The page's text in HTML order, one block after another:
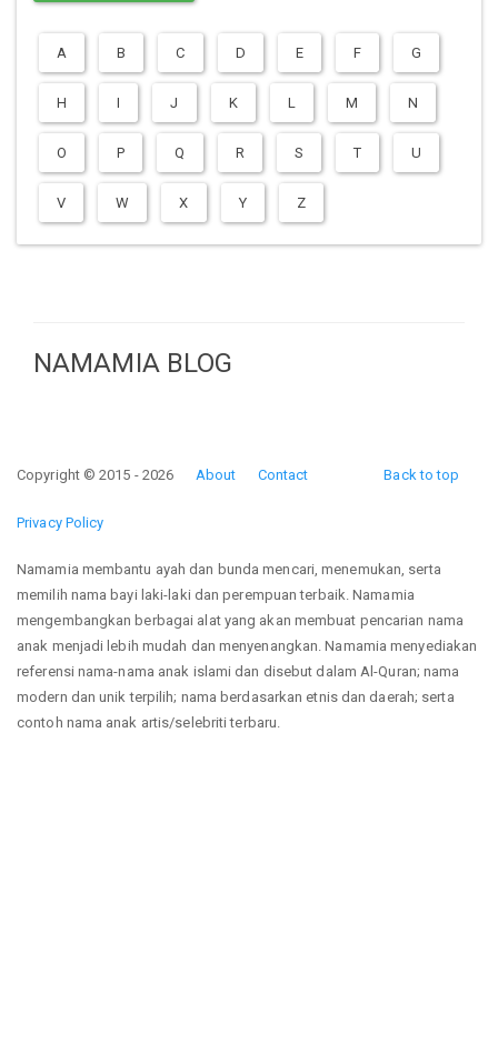
A B C D E F G
H I J K L M N
O P Q R S T U
V W X Y Z
NAMAMIA BLOG
Back to top
Copyright © 2015 - 2026 About Contact
Privacy Policy
Namamia membantu ayah dan bunda mencari, menemukan, serta
memilih nama bayi laki-laki dan perempuan terbaik. Namamia
mengembangkan berbagai alat yang akan membuat pencarian nama
anak menjadi lebih mudah dan menyenangkan. Namamia menyediakan
referensi nama-nama anak islami dan disebut dalam Al-Quran; nama
modern dan unik terpilih; nama berdasarkan etnis dan daerah; serta
contoh nama anak artis/selebriti terbaru.